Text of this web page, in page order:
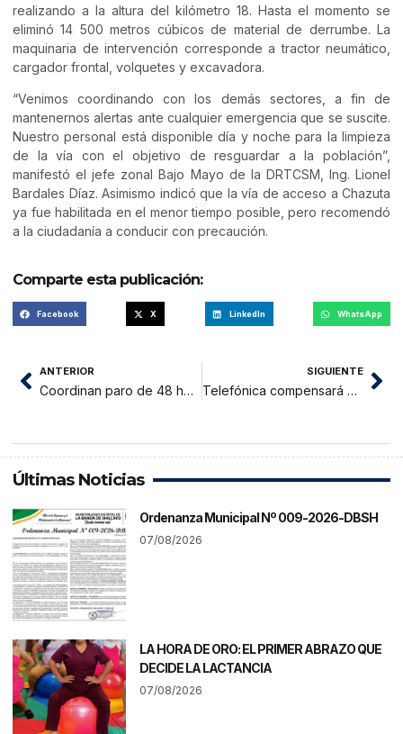
realizando a la altura del kilómetro 18. Hasta el momento se
eliminó 14 500 metros cúbicos de material de derrumbe. La
maquinaria de intervención corresponde a tractor neumático,
cargador frontal, volquetes y excavadora.
“Venimos coordinando con los demás sectores, a fin de
mantenernos alertas ante cualquier emergencia que se suscite.
Nuestro personal está disponible día y noche para la limpieza
de la vía con el objetivo de resguardar a la población”,
manifestó el jefe zonal Bajo Mayo de la DRTCSM, Ing. Lionel
Bardales Díaz. Asimismo indicó que la vía de acceso a Chazuta
ya fue habilitada en el menor tiempo posible, pero recomendó
a la ciudadanía a conducir con precaución.
Comparte esta publicación:
Facebook X LinkedIn WhatsApp
ANTERIOR
Coordinan paro de 48 horas contra Gobiernode la región en San Martín
SIGUIENTE
Telefónica compensará a sus clientes por afectación en los servicios de voz e internet fija y móviles
Últimas Noticias
Ordenanza Municipal Nº 009-2026-DBSH
07/08/2026
LA HORA DE ORO: EL PRIMER ABRAZO QUE
DECIDE LA LACTANCIA
07/08/2026